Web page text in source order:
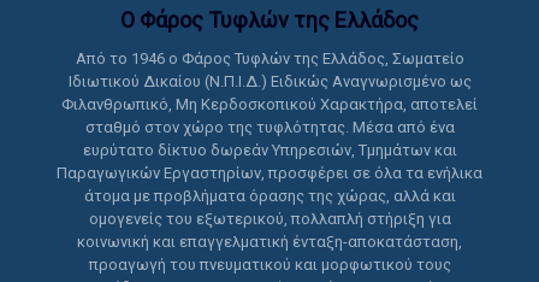
Ο Φάρος Τυφλών της Ελλάδoς
Από το 1946 ο Φάρος Τυφλών της Ελλάδος, Σωματείο
Ιδιωτικού Δικαίου (Ν.Π.Ι.Δ.) Ειδικώς Αναγνωρισμένο ως
Φιλανθρωπικό, Μη Κερδοσκοπικού Χαρακτήρα, αποτελεί
σταθμό στον χώρο της τυφλότητας. Μέσα από ένα
ευρύτατο δίκτυο δωρεάν Υπηρεσιών, Τμημάτων και
Παραγωγικών Εργαστηρίων, προσφέρει σε όλα τα ενήλικα
άτομα με προβλήματα όρασης της χώρας, αλλά και
ομογενείς του εξωτερικού, πολλαπλή στήριξη για
κοινωνική και επαγγελματική ένταξη-αποκατάσταση,
προαγωγή του πνευματικού και μορφωτικού τους